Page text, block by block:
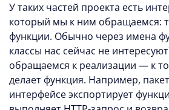
У таких частей проекта есть
который мы к ним обращаемся:
функции. Обычно через имена
классы нас сейчас не
обращаемся к реализации — к
делает функция. Например,
интерфейсе экспортирует